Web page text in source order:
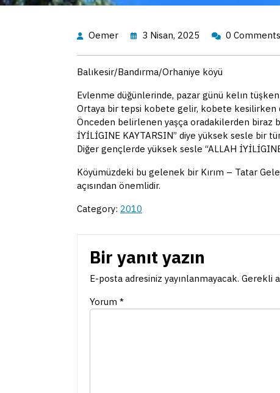
Oemer 3 Nisan, 2025 0 Comments
Balıkesir/Bandırma/Orhaniye köyü
Evlenme düğünlerinde, pazar günü kelın
Ortaya bir tepsi kobete gelir, kobete kesilirken
Önceden belirlenen yaşça oradakilerden biraz
İYİLİGINE KAYTARSIN” diye yüksek sesle bir
Diğer gençlerde yüksek sesle “ALLAH
Köyümüzdeki bu gelenek bir Kırım – Tatar
açısından önemlidir.
Category: 2010
Bir yanıt yazın
E-posta adresiniz yayınlanmayacak. Gerekli
Yorum *